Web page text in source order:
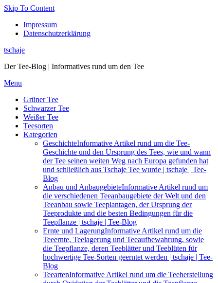
Skip To Content
Impressum
Datenschutzerklärung
tschaje
Der Tee-Blog | Informatives rund um den Tee
Menu
Grüner Tee
Schwarzer Tee
Weißer Tee
Teesorten
Kategorien
GeschichteInformative Artikel rund um die Tee-
Geschichte und den Ursprung des Tees, wie und wann
der Tee seinen weiten Weg nach Europa gefunden hat
und schließlich aus Tschaje Tee wurde | tschaje | Tee-
Blog
Anbau und AnbaugebieteInformative Artikel rund um
die verschiedenen Teeanbaugebiete der Welt und den
Teeanbau sowie Teeplantagen, der Ursprung der
Teeprodukte und die besten Bedingungen für die
Teepflanze | tschaje | Tee-Blog
Ernte und LagerungInformative Artikel rund um die
Teeernte, Teelagerung und Teeaufbewahrung, sowie
die Teepflanze, deren Teeblätter und Teeblüten für
hochwertige Tee-Sorten geerntet werden | tschaje | Tee-
Blog
TeeartenInformative Artikel rund um die Teeherstellung